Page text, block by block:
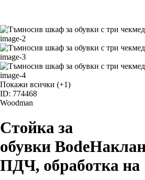
Покажи всички (+1)
ID: 774468
Woodman
Стойка за
обувки Bode
ПДЧ, oбработка на